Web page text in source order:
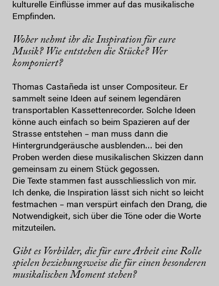
kulturelle Einflüsse immer auf das musikalische
Empfinden.
Woher nehmt ihr die Inspiration für eure
Musik? Wie entstehen die Stücke? Wer
komponiert?
Thomas Castañeda ist unser Compositeur. Er
sammelt seine Ideen auf seinem legendären
transportablen Kassettenrecorder. Solche Ideen
könne auch einfach so beim Spazieren auf der
Strasse entstehen – man muss dann die
Hintergrundgeräusche ausblenden… bei den
Proben werden diese musikalischen Skizzen dann
gemeinsam zu einem Stück gegossen.
Die Texte stammen fast ausschliesslich von mir.
Ich denke, die Inspiration lässt sich nicht so leicht
festmachen – man verspürt einfach den Drang, die
Notwendigkeit, sich über die Töne oder die Worte
mitzuteilen.
Gibt es Vorbilder, die für eure Arbeit eine Rolle
spielen beziehungsweise die für einen besonderen
musikalischen Moment stehen?